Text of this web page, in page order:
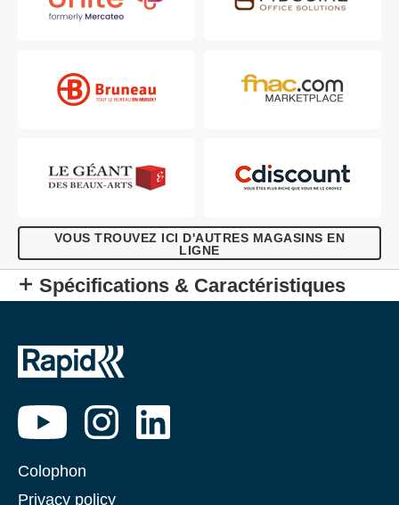
VOUS TROUVEZ ICI D'AUTRES MAGASINS EN
LIGNE
Spécifications & Caractéristiques
Colophon
Privacy policy